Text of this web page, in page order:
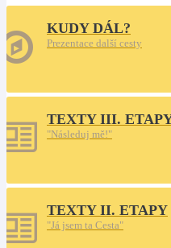
KUDY DÁL?
Prezentace další cesty
TEXTY III.
"Následuj mě!"
TEXTY II. ETAPY
"Já jsem ta Cesta"